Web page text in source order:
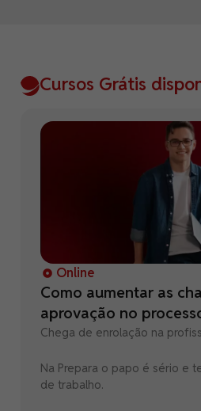
Cursos Grátis
Online
Como aumentar as
aprovação no
Chega de enrolação na
Na Prepara o papo é sério e
de trabalho.